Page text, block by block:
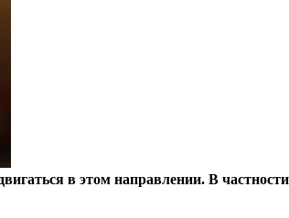
в этом направлении. В